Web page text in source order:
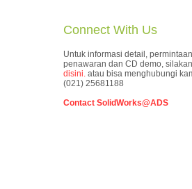
Connect With Us
Untuk informasi detail, permintaan
penawaran dan CD demo, silakan
disini. atau bisa menghubungi
(021) 25681188
Contact SolidWorks@ADS